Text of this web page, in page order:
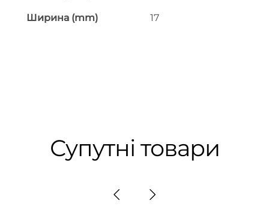
Ширина (mm) 17
Супутні товари